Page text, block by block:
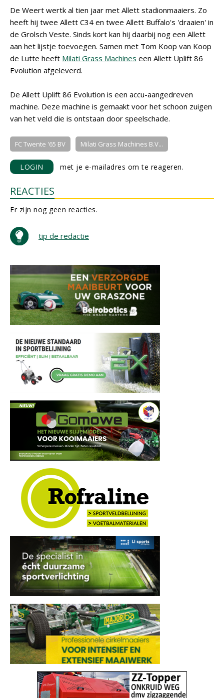
De Weert wertk al tien jaar met Allett stadionmaaiers. Zo
heeft hij twee Allett C34 en twee Allett Buffalo's 'draaien' in
de Grolsch Veste. Sinds kort kan hij daarbij nog een Allett
aan het lijstje toevoegen. Samen met Tom Koop van Koop
de Lutte heeft Milati Grass Machines een Allett Uplift 86
Evolution afgeleverd.
De Allett Uplift 86 Evolution is een accu-aangedreven
machine. Deze machine is gemaakt voor het schoon zuigen
van het veld die is ontstaan door speelschade.
FC Twente '65 BV Milati Grass Machines B.V...
LOGIN met je e-mailadres om te reageren.
REACTIES
Er zijn nog geen reacties.
tip de redactie